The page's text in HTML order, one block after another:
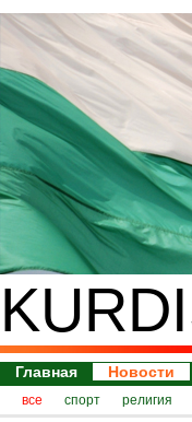
Главная Новости
все спорт религия